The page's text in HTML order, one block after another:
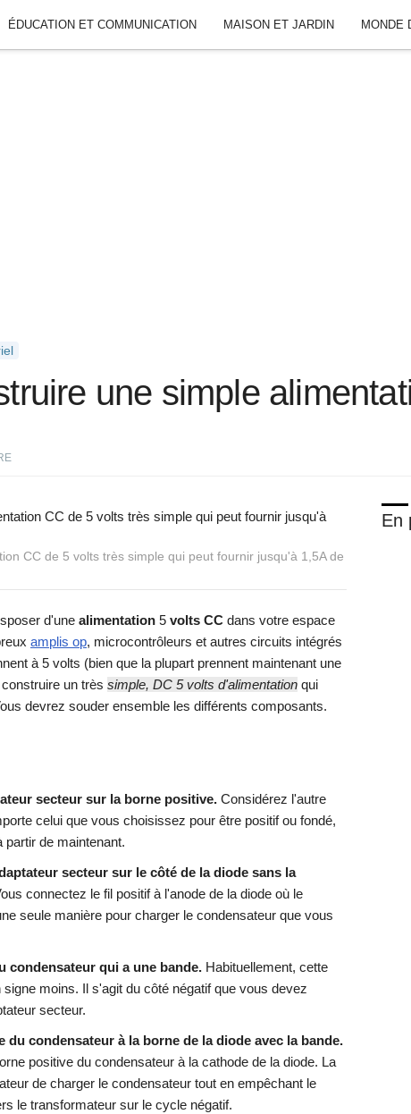
ÉDUCATION ET COMMUNICATION MAISON ET JARDIN MONDE
une simple
CC de 5 volts très simple qui peut fournir jusqu'à 1,5A de
d'une alimentation 5 volts CC dans votre espace
amplis op, microcontrôleurs et autres circuits intégrés
à 5 volts (bien que la plupart prennent maintenant une
un très simple, DC 5 volts d'alimentation qui
devrez souder ensemble les différents composants.
secteur sur la borne positive. Considérez l'autre
celui que vous choisissez pour être positif ou fondé,
partir de maintenant.
secteur sur le côté de la diode sans la
connectez le fil positif à l'anode de la diode où le
seule manière pour charger le condensateur que vous
condensateur qui a une bande. Habituellement, cette
moins. Il s'agit du côté négatif que vous devez
secteur.
du condensateur à la borne de la diode avec la bande.
positive du condensateur à la cathode de la diode. La
de charger le condensateur tout en empêchant le
le transformateur sur le cycle négatif.
En